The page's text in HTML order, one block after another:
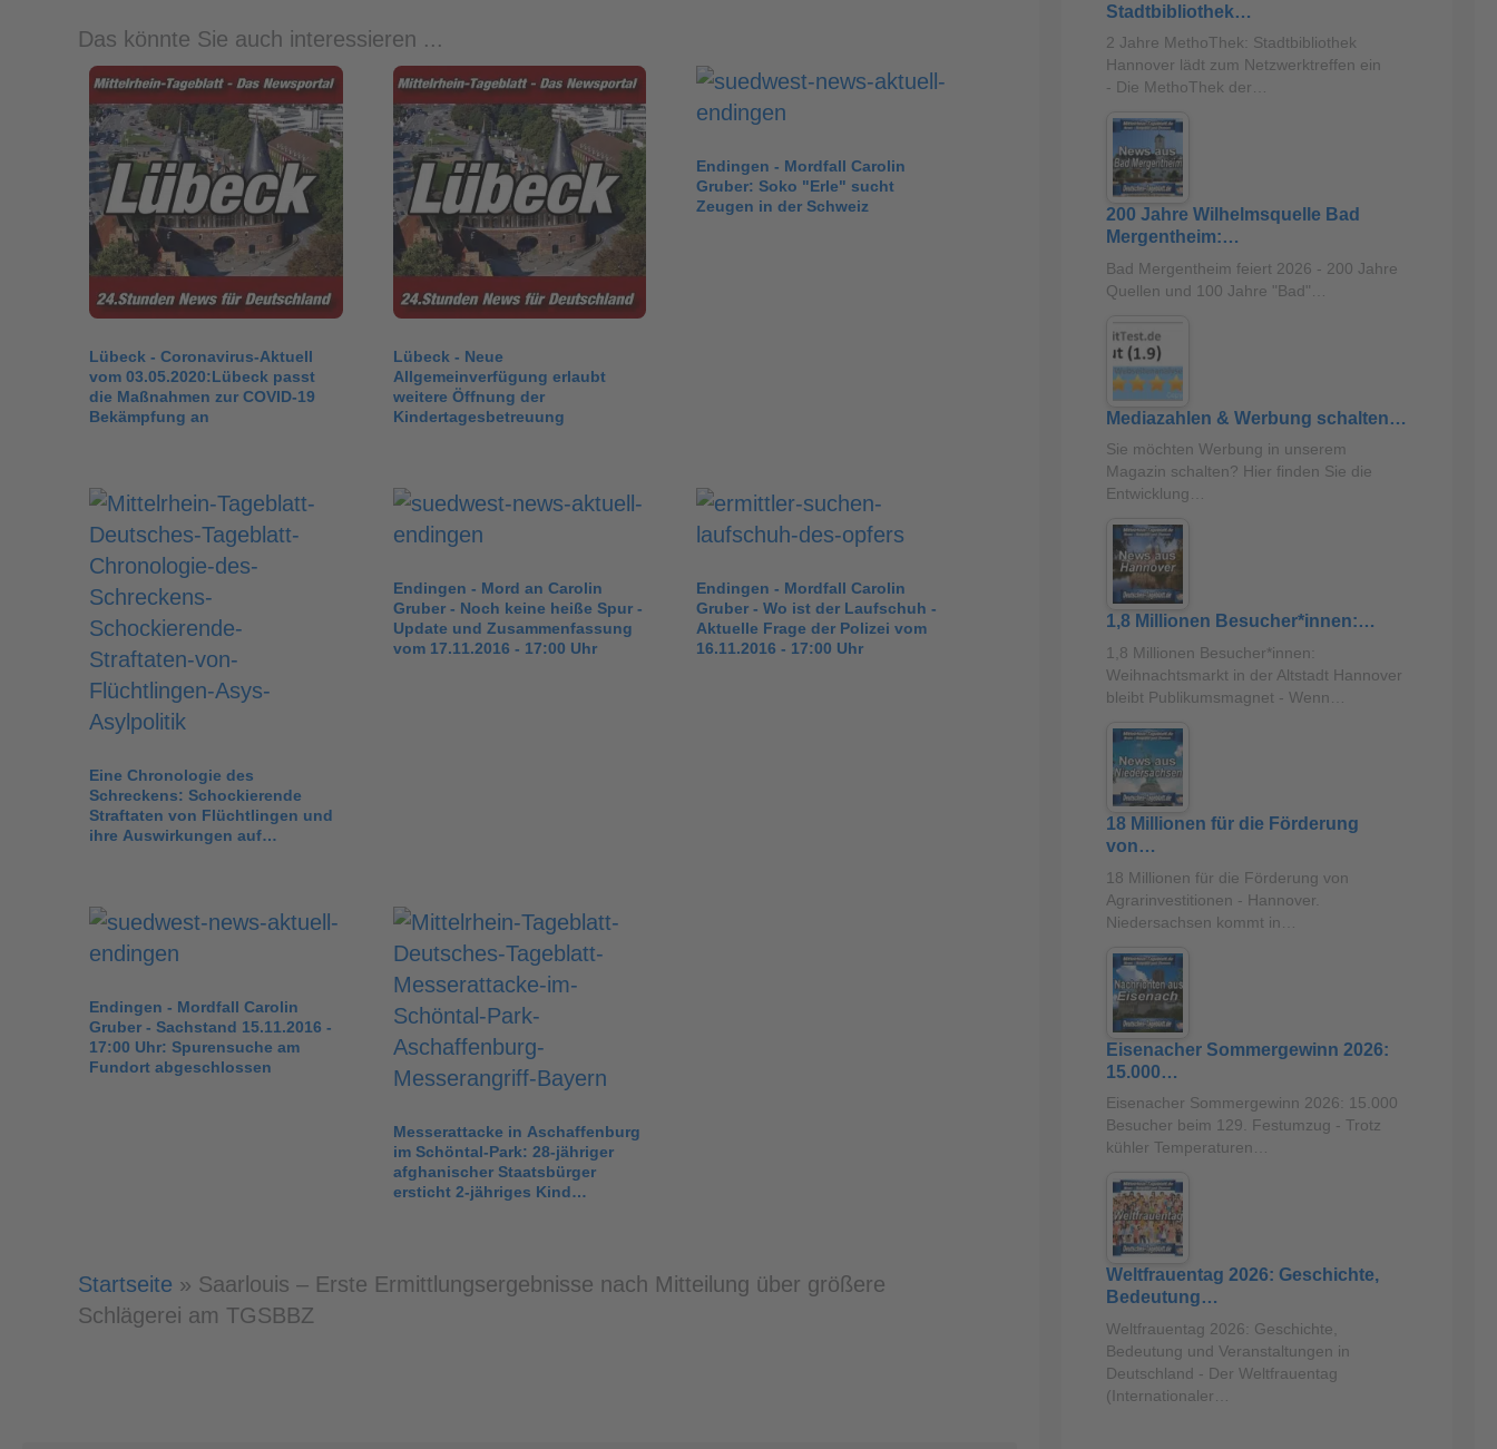
Das könnte Sie auch interessieren ...
Lübeck - Coronavirus-Aktuell
vom 03.05.2020:Lübeck passt
die Maßnahmen zur COVID-19
Bekämpfung an
Lübeck - Neue
Allgemeinverfügung erlaubt
weitere Öffnung der
Kindertagesbetreuung
Endingen - Mordfall Carolin
Gruber: Soko "Erle" sucht
Zeugen in der Schweiz
Eine Chronologie des
Schreckens: Schockierende
Straftaten von Flüchtlingen und
ihre Auswirkungen auf
Endingen - Mord an Carolin
Gruber - Noch keine heiße Spur -
Update und Zusammenfassung
vom 17.11.2016 - 17:00 Uhr
Endingen - Mordfall Carolin
Gruber - Wo ist der Laufschuh -
Aktuelle Frage der Polizei vom
16.11.2016 - 17:00 Uhr
Endingen - Mordfall Carolin
Gruber - Sachstand 15.11.2016 -
17:00 Uhr: Spurensuche am
Fundort abgeschlossen
Messerattacke in Aschaffenburg
im Schöntal-Park: 28-jähriger
afghanischer Staatsbürger
ersticht 2-jähriges Kind…
Startseite » Saarlouis – Erste Ermittlungsergebnisse nach Mitteilung über größere
Schlägerei am TGSBBZ
Stadtbibliothek…
2 Jahre MethoThek: Stadtbibliothek
Hannover lädt zum Netzwerktreffen ein
- Die MethoThek der…
200 Jahre Wilhelmsquelle Bad
Mergentheim:…
Bad Mergentheim feiert 2026 - 200 Jahre
Quellen und 100 Jahre "Bad"…
Mediazahlen & Werbung schalten…
Sie möchten Werbung in unserem
Magazin schalten? Hier finden Sie die
Entwicklung…
1,8 Millionen Besucher*innen:…
1,8 Millionen Besucher*innen:
Weihnachtsmarkt in der Altstadt Hannover
bleibt Publikumsmagnet - Wenn…
18 Millionen für die Förderung
von…
18 Millionen für die Förderung von
Agrarinvestitionen - Hannover.
Niedersachsen kommt in…
Eisenacher Sommergewinn 2026:
15.000…
Eisenacher Sommergewinn 2026: 15.000
Besucher beim 129. Festumzug - Trotz
kühler Temperaturen…
Weltfrauentag 2026: Geschichte,
Bedeutung…
Weltfrauentag 2026: Geschichte,
Bedeutung und Veranstaltungen in
Deutschland - Der Weltfrauentag
(Internationaler…